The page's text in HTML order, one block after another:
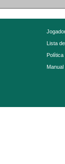
Lista
Política